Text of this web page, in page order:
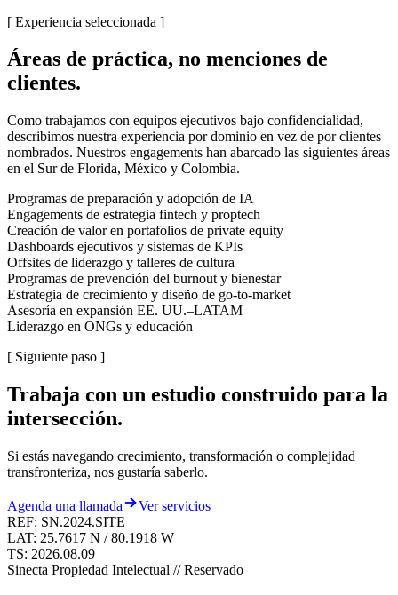
[ Experiencia seleccionada ]
Áreas de práctica, no menciones de
clientes.
Como trabajamos con equipos ejecutivos bajo confidencialidad,
describimos nuestra experiencia por dominio en vez de por clientes
nombrados. Nuestros engagements han abarcado las siguientes áreas
en el Sur de Florida, México y Colombia.
Programas de preparación y adopción de IA
Engagements de estrategia fintech y proptech
Creación de valor en portafolios de private equity
Dashboards ejecutivos y sistemas de KPIs
Offsites de liderazgo y talleres de cultura
Programas de prevención del burnout y bienestar
Estrategia de crecimiento y diseño de go-to-market
Asesoría en expansión EE. UU.–LATAM
Liderazgo en ONGs y educación
[ Siguiente paso ]
Trabaja con un estudio construido para la
intersección.
Si estás navegando crecimiento, transformación o complejidad
transfronteriza, nos gustaría saberlo.
Agenda una llamada
Ver servicios
REF: SN.2024.SITE
LAT: 25.7617 N / 80.1918 W
TS: 2026.08.09
Sinecta Propiedad Intelectual // Reservado